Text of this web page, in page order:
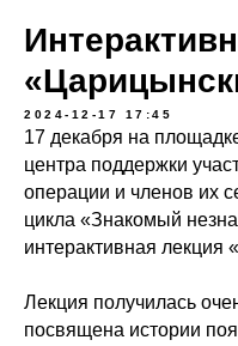
2024-12-17 17:45
17 декабря на
центра поддержки
операции и членов их
цикла «Знакомый
интерактивная лекция
Лекция получилась
посвящена истории